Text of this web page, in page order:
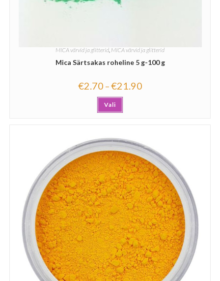
MICA värvid ja glitterid MICA värvid ja glitterid
Mica Särtsakas roheline 5 g-100 g
€2.70 –€21.90
Vali